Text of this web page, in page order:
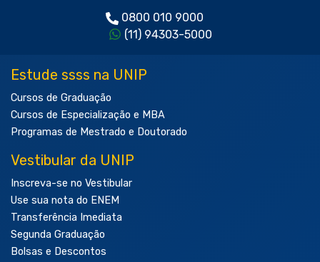
0800 010 9000
(11) 94303-5000
Estude ssss na UNIP
Cursos de Graduação
Cursos de Especialização e MBA
Programas de Mestrado e Doutorado
Vestibular da UNIP
Inscreva-se no Vestibular
Use sua nota do ENEM
Transferência Imediata
Segunda Graduação
Bolsas e Descontos